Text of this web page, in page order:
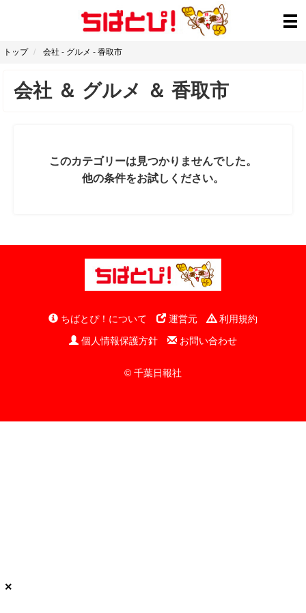
トップ 会社 - グルメ - 香取市
会社 ＆ グルメ ＆ 香取市
このカテゴリーは見つかりませんでした。
他の条件をお試しください。
ちばとぴ！について 運営元
利用規約
個人情報保護方針
お問い合わせ
© 千葉日報社
×